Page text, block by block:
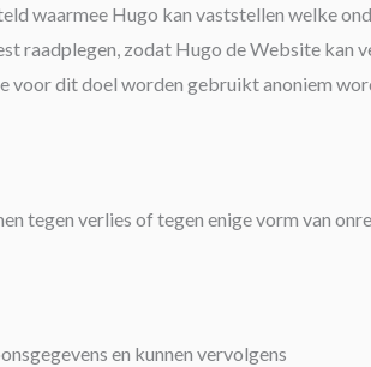
waarmee Hugo kan vaststellen welke
raadplegen, zodat Hugo de Website kan
voor dit doel worden gebruikt anoniem
tegen verlies of tegen enige vorm van
en kunnen vervolgens